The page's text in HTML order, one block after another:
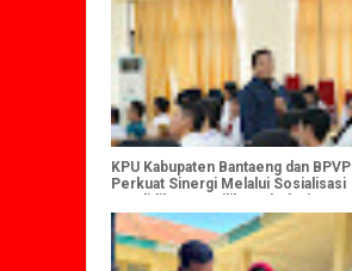
KPU Kabupaten Bantaeng dan BPVP
Perkuat Sinergi Melalui Sosialisasi
Pendidikan Pemilih Berkelanjutan